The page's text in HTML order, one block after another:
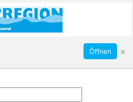
Abonnieren
Öffnen ×